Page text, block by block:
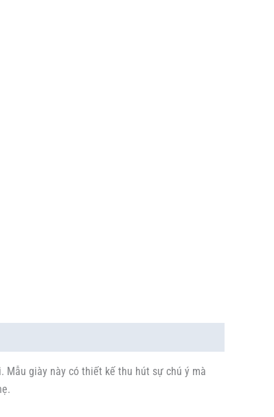
giày này có thiết kế thu hút sự chú ý mà